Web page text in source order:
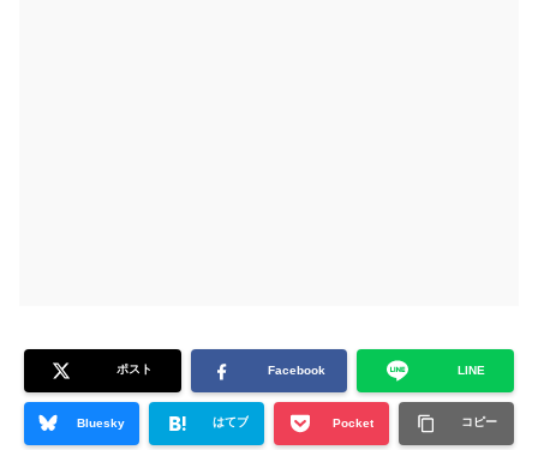
ポスト Facebook LINE
Bluesky はてブ Pocket コピー